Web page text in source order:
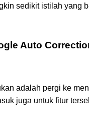
sedikit istilah yang
Auto
adalah pergi ke
juga untuk fitur